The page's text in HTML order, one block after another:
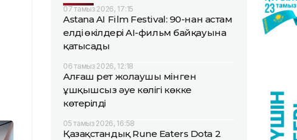
07 тамыз 2026, 17:15
Astana AI Film Festival: 90-нан астам
елдің өкілдері AI-фильм байқауына
қатысады
06 тамыз 2026, 12:18
Алғаш рет жолаушы мінген
ұшқышсыз әуе көлігі көкке
көтерілді
05 тамыз 2026, 16:58
Қазақстандық Rune Eaters Dota 2